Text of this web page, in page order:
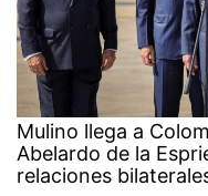
Mulino llega a
Abelardo de la
relaciones